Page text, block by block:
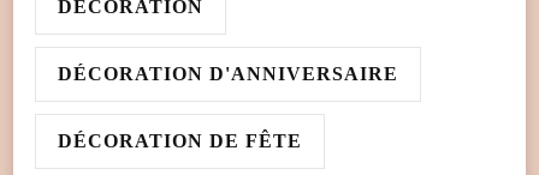
DÉCORATION
DÉCORATION D'ANNIVERSAIRE
DÉCORATION DE FÊTE